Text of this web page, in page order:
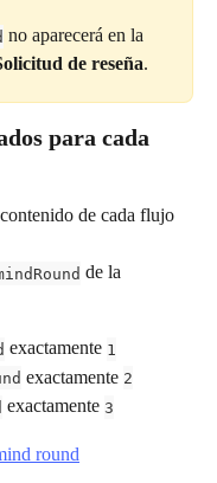
no aparecerá en la
de reseña.
para cada
de cada flujo
de la
exactamente 1
exactamente 2
exactamente 3